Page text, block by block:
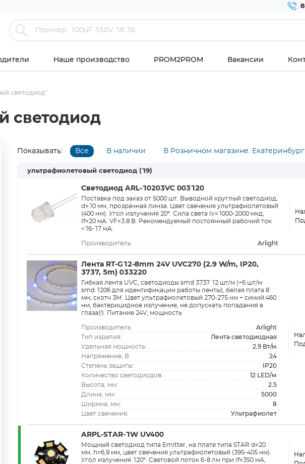
Наше производство PROM2PROM Вакансии
светодиод"
светодиод
Показывать: Все В наличии В Розничном магазине.
ультрафиолетовый светодиод (19)
Светодиод ARL-10203VC 003120
Поставка под заказ от 5000 шт. Выводной круглый светодиод,
d=10 мм, прозрачная линза. Цвет свечения ультрафиолетовый
(400 нм). Угол излучения 20°. Сила света Iv=1000-2000 мкд,
If=20 мА. VF=3.8 В. Рекомендуемый постоянный рабочий ток
<16-17 мА.
Производитель: Arlight
Лента RT-G12-8mm 24V UVC270 (2.9 W/m, IP20,
3737, 5m) 033220
Гибкая лента UVC, светодиоды smd 3737 12 шт/м (+6 шт/м
smd 1206 для идентификации работы ленты), белая плата 8
мм, скотч 3М. Цвет ультрафиолетовый 270-275 нм + синий 460
нм, бактерицидное излучение, не допускать попадания в
глаза(!). Питание 24V, мощность
Производитель: Arlight
Тип изделия: Лента светодиодная
Удельная мощность: 2.9 Вт/м
Напряжение, В: 24
Степень защиты: IP20
Количество светодиодов: 12 LED/м
Высота, мм: 2.5
Длина, мм: 5000
Ширина, мм: 8
Цвет свечения: Ультрафиолет
ARPL-STAR-1W UV400
Мощный светодиод типа Emitter, на плате типа STAR d=20
мм, h=6,9 мм, цвет свечения ультрафиолетовый (395-405 нм).
Угол излучения 120°. Световой поток 6-8 лм при If=350 мА,